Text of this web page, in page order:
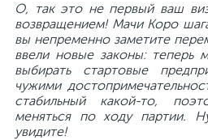
О, так это не первый ваш
возвращением! Мачи Коро
вы непременно заметите
ввели новые законы: теперь
выбирать стартовые
чужими
стабильный какой-то,
меняться по ходу партии.
увидите!